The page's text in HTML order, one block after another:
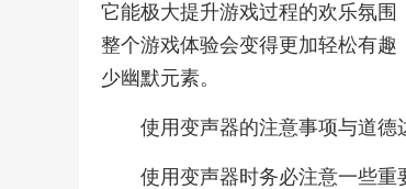
它能极大提升游戏过程的欢乐氛围
整个游戏体验会变得更加轻松有
少幽默元素。
使用变声器的注意事项与道德
使用变声器时务必注意一些